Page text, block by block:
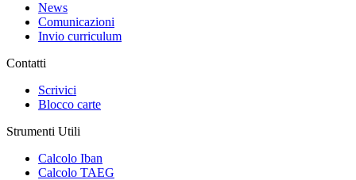
News
Comunicazioni
Invio curriculum
Contatti
Scrivici
Blocco carte
Strumenti Utili
Calcolo Iban
Calcolo TAEG